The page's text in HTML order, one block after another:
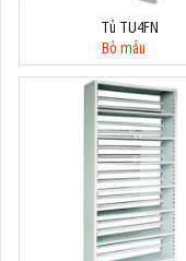
Tủ TU4FN
Bỏ mẫu